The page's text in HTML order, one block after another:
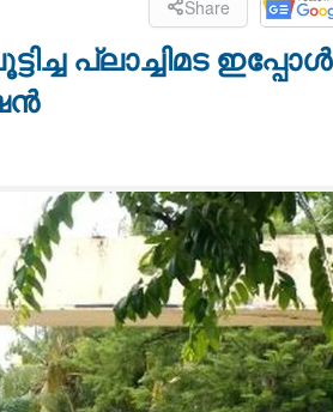
Share
പ്ലാച്ചിമട ഇപ്പോൾ